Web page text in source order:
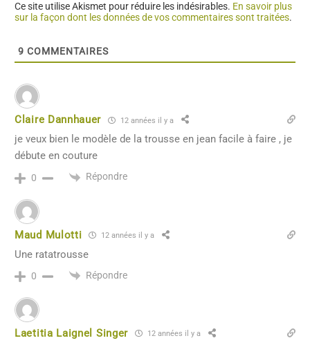
Ce site utilise Akismet pour réduire les indésirables. En savoir plus
sur la façon dont les données de vos commentaires sont traitées.
9 COMMENTAIRES
Claire Dannhauer 12 années il y a
je veux bien le modèle de la trousse en jean facile à faire , je
débute en couture
0 Répondre
Maud Mulotti 12 années il y a
Une ratatrousse
0 Répondre
Laetitia Laignel Singer 12 années il y a